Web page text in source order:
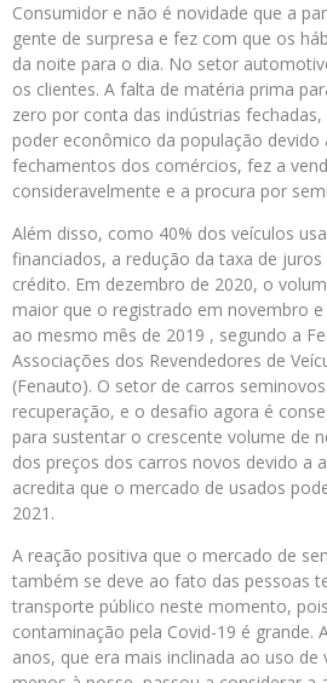
Consumidor e não é novidade que a
gente de surpresa e fez com que os
da noite para o dia. No setor
os clientes. A falta de matéria prima
zero por conta das indústrias
poder econômico da população devido
fechamentos dos comércios, fez a
consideravelmente e a procura por
Além disso, como 40% dos veículos
financiados, a redução da taxa de
crédito. Em dezembro de 2020, o
maior que o registrado em novembro
ao mesmo mês de 2019 , segundo a
Associações dos Revendedores de
(Fenauto). O setor de carros
recuperação, e o desafio agora é
para sustentar o crescente volume de
dos preços dos carros novos devido a
acredita que o mercado de usados
2021.
A reação positiva que o mercado de
também se deve ao fato das pessoas
transporte público neste momento,
contaminação pela Covid-19 é grande.
anos, que era mais inclinada ao uso de